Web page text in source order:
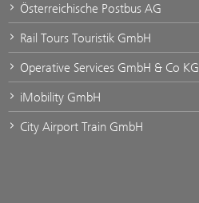
Österreichische Postbus AG
Rail Tours Touristik GmbH
Operative Services GmbH & Co KG
iMobility GmbH
City Airport Train GmbH